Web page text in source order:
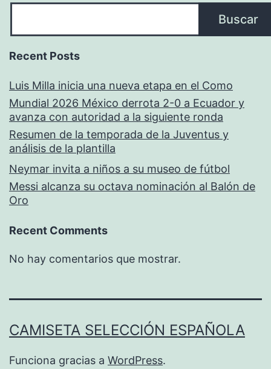
Buscar
Recent Posts
Luis Milla inicia una nueva etapa en el Como
Mundial 2026 México derrota 2-0 a Ecuador y
avanza con autoridad a la siguiente ronda
Resumen de la temporada de la Juventus y
análisis de la plantilla
Neymar invita a niños a su museo de fútbol
Messi alcanza su octava nominación al Balón de
Oro
Recent Comments
No hay comentarios que mostrar.
CAMISETA SELECCIÓN ESPAÑOLA
Funciona gracias a WordPress.